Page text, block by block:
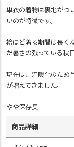
単衣の着物は裏地がつ
いのが特徴です。
袷ほど着る期間は長く
だ暑さの残っている秋
現在は、温暖化のため
が増えてきました。
やや保存臭
商品詳細